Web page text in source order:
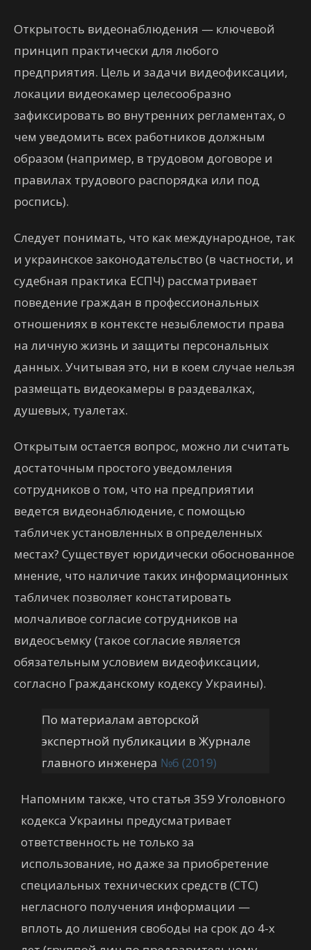
Открытость видеонаблюдения — ключевой
принцип практически для любого
предприятия. Цель и задачи видеофиксации,
локации видеокамер целесообразно
зафиксировать во внутренних регламентах, о
чем уведомить всех работников должным
образом (например, в трудовом договоре и
правилах трудового распорядка или под
роспись).
Следует понимать, что как международное, так
и украинское законодательство (в частности, и
судебная практика ЕСПЧ) рассматривает
поведение граждан в профессиональных
отношениях в контексте незыблемости права
на личную жизнь и защиты персональных
данных. Учитывая это, ни в коем случае нельзя
размещать видеокамеры в раздевалках,
душевых, туалетах.
Открытым остается вопрос, можно ли считать
достаточным простого уведомления
сотрудников о том, что на предприятии
ведется видеонаблюдение, с помощью
табличек установленных в определенных
местах? Существует юридически обоснованное
мнение, что наличие таких информационных
табличек позволяет констатировать
молчаливое согласие сотрудников на
видеосъемку (такое согласие является
обязательным условием видеофиксации,
согласно Гражданскому кодексу Украины).
По материалам авторской
экспертной публикации в Журнале
главного инженера №6 (2019)
Напомним также, что статья 359 Уголовного
кодекса Украины предусматривает
ответственность не только за
использование, но даже за приобретение
специальных технических средств (СТС)
негласного получения информации —
вплоть до лишения свободы на срок до 4-х